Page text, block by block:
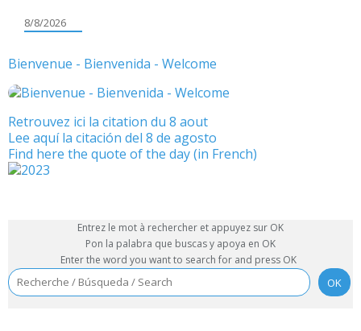
8/8/2026
Bienvenue - Bienvenida - Welcome
Retrouvez ici la citation du 8 aout
Lee aquí la citación del 8 de agosto
Find here the quote of the day (in French)
Entrez le mot à rechercher et appuyez sur OK
Pon la palabra que buscas y apoya en OK
Enter the word you want to search for and press OK